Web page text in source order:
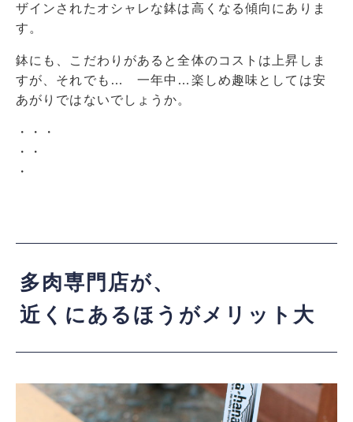
ザインされたオシャレな鉢は高くなる傾向にありま
す。
鉢にも、こだわりがあると全体のコストは上昇しま
すが、それでも… 一年中…楽しめ趣味としては安
あがりではないでしょうか。
・・・
・・
・
多肉専門店が、
近くにあるほうがメリット大